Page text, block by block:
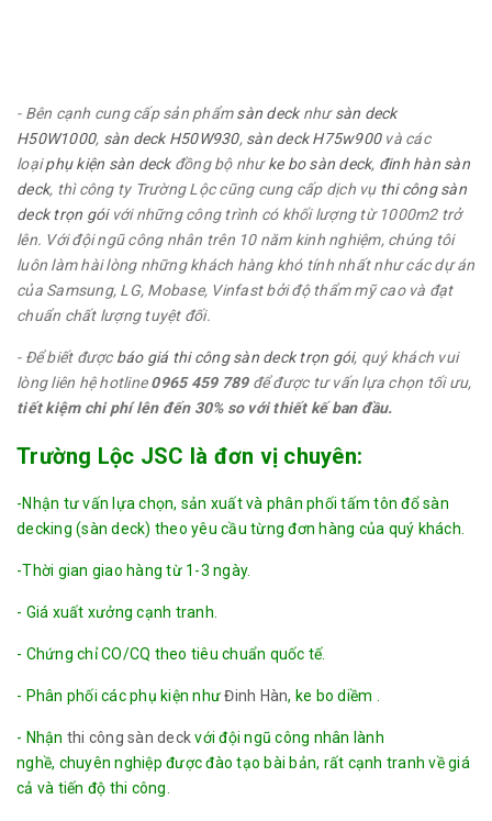
- Bên cạnh cung cấp sản phẩmsàn decknhưsàn deck
H50W1000, sàn deck H50W930, sàn deck H75w900và các
loạiphụ kiện sàn deckđồng bộ nhưke bo sàn deck, đinh hàn sàn
deck, thì công ty Trường Lộc cũng cung cấp dịch vụ thi công sàn
deck trọn góivới những công trình có khối lượng từ 1000m2 trở
lên. Với đội ngũ công nhân trên 10 năm kinh nghiệm, chúng tôi
luôn làm hài lòng những khách hàng khó tính nhất như các dự án
của Samsung, LG, Mobase, Vinfast bởi độ thẩm mỹ cao và đạt
chuẩn chất lượng tuyệt đối.
- Để biết được báo giá thi công sàn deck trọn gói, quý khách vui
lòng liên hệ hotline0965 459 789để được tư vấn lựa chọn tối ưu,
tiết kiệm chi phí lên đến 30% so với thiết kế ban đầu.
Trường Lộc JSC là đơn vị chuyên:
-Nhận tư vấn lựa chọn, sản xuất và phân phối tấm tôn đổ sàn
decking (sàn deck) theo yêu cầu từng đơn hàng của quý khách.
-Thời gian giao hàng từ 1-3 ngày.
- Giá xuất xưởng cạnh tranh.
- Chứng chỉ CO/CQ theo tiêu chuẩn quốc tế.
- Phân phối các phụ kiện nhưĐinh Hàn, ke bo diềm .
- Nhận thi công sàn deckvới đội ngũ công nhân lành
nghề, chuyên nghiệp được đào tạo bài bản, rất cạnh tranh về giá
cả và tiến độ thi công.